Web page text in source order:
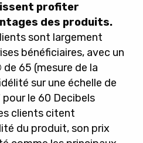
profiter
des produits.
sont largement
bénéficiaires, avec un
65 (mesure de la
sur une échelle de
le 60 Decibels
clients citent
du produit, son prix